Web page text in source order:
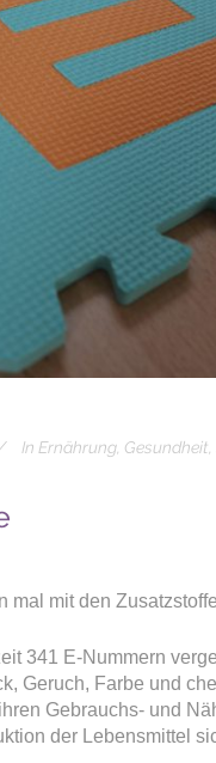
In Ernährung Gesundheit
mal mit den
341 E-Nummern
Geruch, Farbe und
Gebrauchs- und
der Lebensmittel